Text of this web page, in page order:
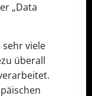
„Data
viele
überall